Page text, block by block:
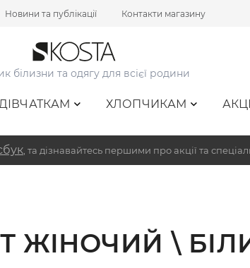
Новини та публікації Контакти магазину
білизни та одягу для всієї родини
ХЛОПЧИКАМ
, та дізнавайтесь першими про акції та
ЖІНОЧИЙ \